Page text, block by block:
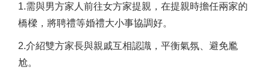
1.需與男方家人前往女方家提親，在提親時擔任兩家的
橋樑，將聘禮等婚禮大小事協調好。
2.介紹雙方家長與親戚互相認識，平衡氣氛、避免尷
尬。